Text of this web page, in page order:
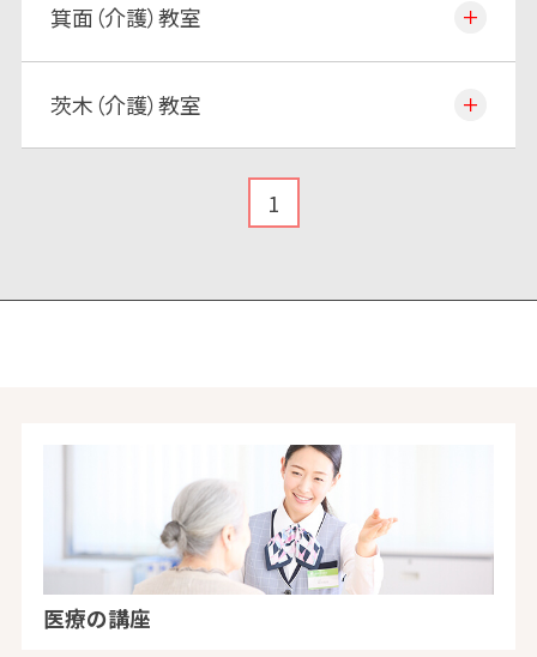
箕面（介護）教室
茨木（介護）教室
1
医療の講座